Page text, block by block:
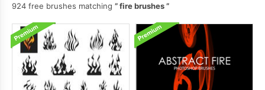
924 free brushes matching
fire brushes